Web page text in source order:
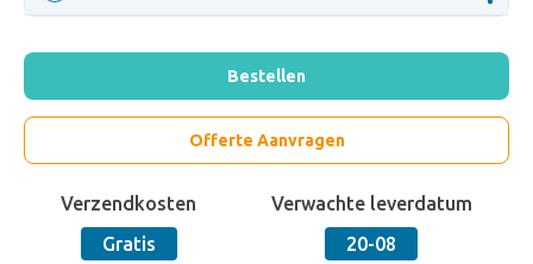
Bestellen
Offerte Aanvragen
Verzendkosten
Gratis
Verwachte leverdatum
20-08